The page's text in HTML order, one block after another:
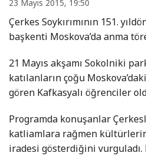
23 Mayıs 2015, 19:50
Çerkes Soykırımının 151.
başkenti Moskova’da anma
21 Mayıs akşamı Sokolniki
katılanların çoğu
gören Kafkasyalı öğrenciler
Programda konuşanlar
katliamlara rağmen
iradesi gösterdiğini vurguladı.